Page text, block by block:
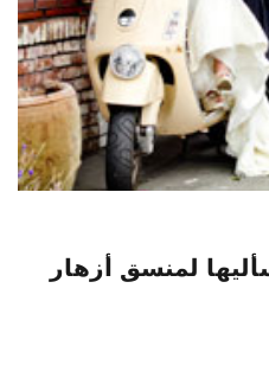
لمنسق أزهار